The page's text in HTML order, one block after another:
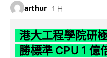
arthur 1 日
港大工程學院研
勝標準 CPU 1 億